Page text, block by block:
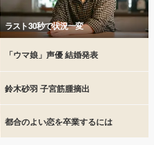
ラスト30秒で状況一変
「ウマ娘」声優 結婚発表
鈴木砂羽 子宮筋腫摘出
都合のよい恋を卒業するには